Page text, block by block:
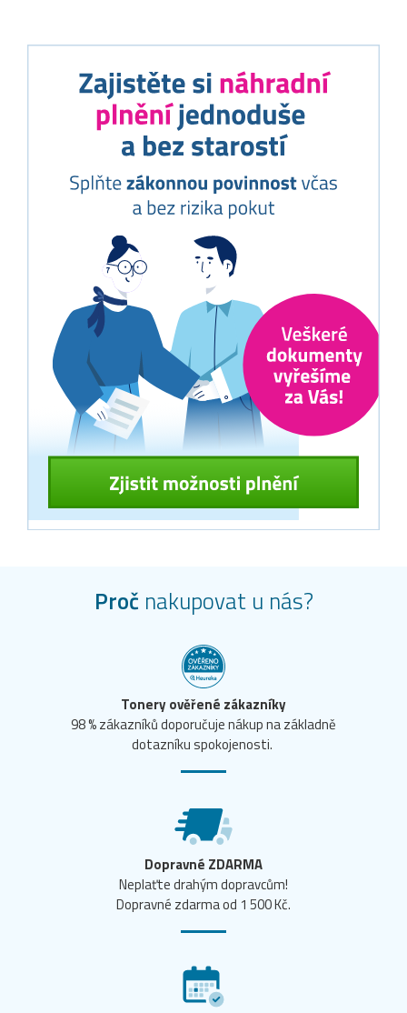
Proč nakupovat u nás?
Tonery ověřené zákazníky
98 % zákazníků doporučuje nákup na základně
dotazníku spokojenosti.
Dopravné ZDARMA
Neplaťte drahým dopravcům!
Dopravné zdarma od 1 500 Kč.